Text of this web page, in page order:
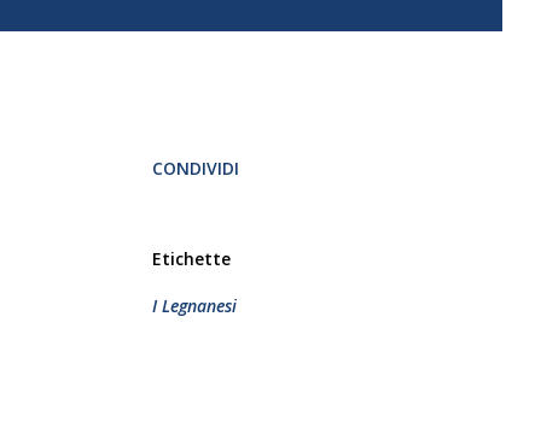
CONDIVIDI
Etichette
I Legnanesi